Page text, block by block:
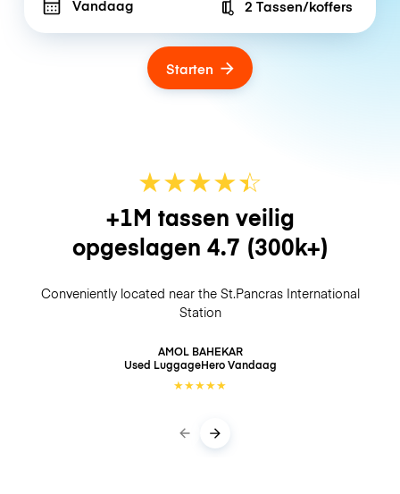
Vandaag Number of bags
2 Tassen/koffers
Starten
★★★★☆
★
+1M tassen veilig
opgeslagen 4.7 (300k+)
Conveniently located near the St.Pancras International
Station
AMOL BAHEKAR
Used LuggageHeroVandaag
★★★★★